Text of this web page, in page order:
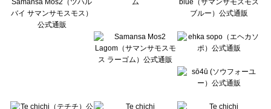
BETTY'S BLUE（べティーズブルー）のワンピース一覧
Wpc.（ワールドパーティー）のワンピース一覧